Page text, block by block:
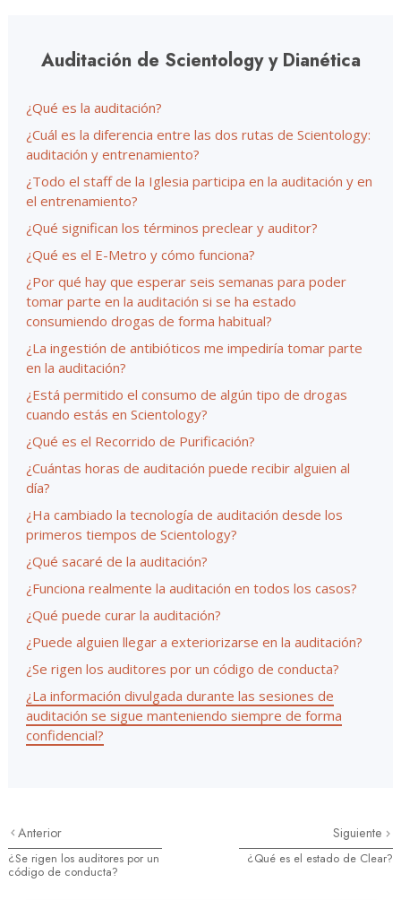
Auditación de Scientology y Dianética
¿Qué es la auditación?
¿Cuál es la diferencia entre las dos rutas de Scientology:
auditación y entrenamiento?
¿Todo el staff de la Iglesia participa en la auditación y en
el entrenamiento?
¿Qué significan los términos preclear y auditor?
¿Qué es el E-Metro y cómo funciona?
¿Por qué hay que esperar seis semanas para poder
tomar parte en la auditación si se ha estado
consumiendo drogas de forma habitual?
¿La ingestión de antibióticos me impediría tomar parte
en la auditación?
¿Está permitido el consumo de algún tipo de drogas
cuando estás en Scientology?
¿Qué es el Recorrido de Purificación?
¿Cuántas horas de auditación puede recibir alguien al
día?
¿Ha cambiado la tecnología de auditación desde los
primeros tiempos de Scientology?
¿Qué sacaré de la auditación?
¿Funciona realmente la auditación en todos los casos?
¿Qué puede curar la auditación?
¿Puede alguien llegar a exteriorizarse en la auditación?
¿Se rigen los auditores por un código de conducta?
¿La información divulgada durante las sesiones de
auditación se sigue manteniendo siempre de forma
confidencial?
Anterior
¿Se rigen los auditores por un
código de conducta?
Siguiente
¿Qué es el estado de Clear?